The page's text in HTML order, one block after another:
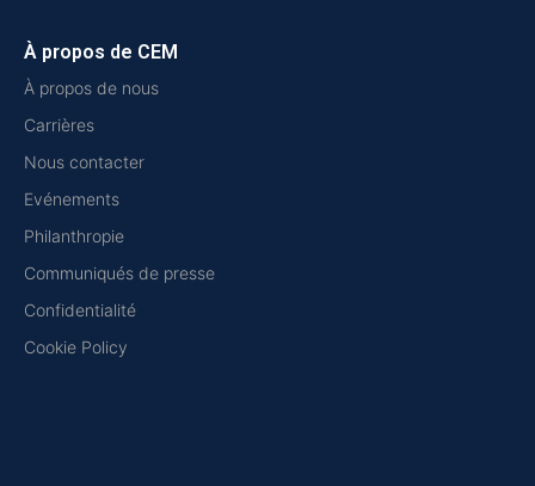
À propos de CEM
À propos de nous
Carrières
Nous contacter
Evénements
Philanthropie
Communiqués de presse
Confidentialité
Cookie Policy